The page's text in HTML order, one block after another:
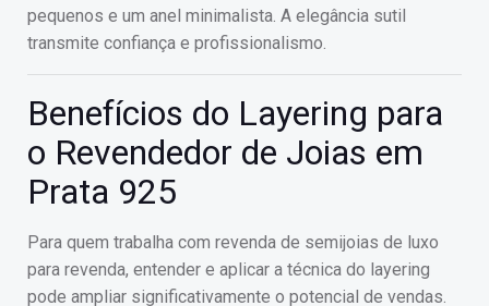
pequenos e um anel minimalista. A elegância sutil
transmite confiança e profissionalismo.
Benefícios do Layering para
o Revendedor de Joias em
Prata 925
Para quem trabalha com revenda de semijoias de luxo
para revenda, entender e aplicar a técnica do layering
pode ampliar significativamente o potencial de vendas.